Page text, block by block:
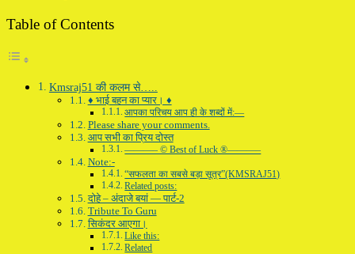
Table of Contents
Kmsraj51 की कलम से…..
♦ भाई बहन का प्यार। ♦
आपका परिचय आप ही के शब्दों में:—
Please share your comments.
आप सभी का प्रिय दोस्त
———– © Best of Luck ®———–
Note:-
“सफलता का सबसे बड़ा सूत्र”(KMSRAJ51)
Related posts:
दोहे – अंदाजे बयां — पार्ट-2
Tribute To Guru
सिकंदर आएगा।
Like this:
Related